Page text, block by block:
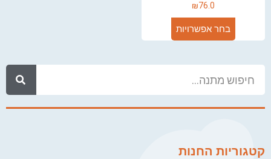
קטגוריות החנות
₪76.0
בחר אפשרויות